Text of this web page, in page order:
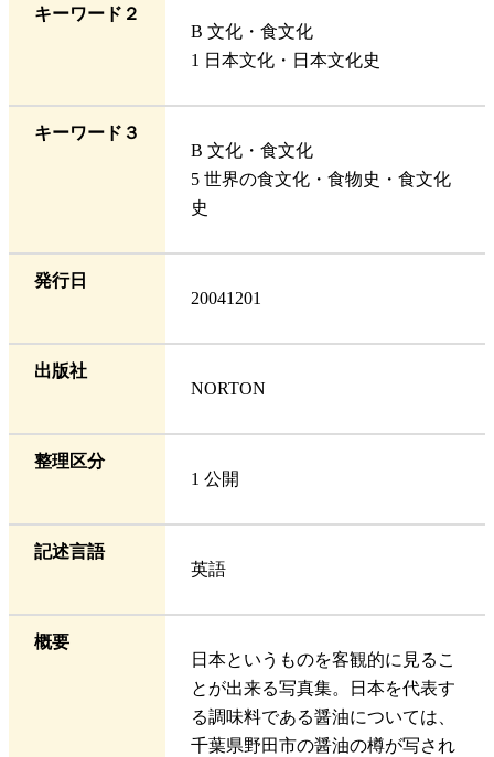
キーワード２
B 文化・食文化
1 日本文化・日本文化史
キーワード３
B 文化・食文化
5 世界の食文化・食物史・食文化
史
発行日
20041201
出版社
NORTON
整理区分
1 公開
記述言語
英語
概要
日本というものを客観的に見るこ
とが出来る写真集。日本を代表す
る調味料である醤油については、
千葉県野田市の醤油の樽が写され